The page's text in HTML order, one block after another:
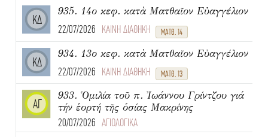
ΚΔ
935. 14ο κεφ. κατὰ Ματθαῖον Εὐαγγέλιον
22/07/2026 ΚΑΙΝΗ ΔΙΑΘΗΚΗ ΜΑΤΘ. 14
ΚΔ
934. 13ο κεφ. κατὰ Ματθαῖον Εὐαγγέλιον
22/07/2026 ΚΑΙΝΗ ΔΙΑΘΗΚΗ ΜΑΤΘ. 13
ΑΓ
933. Ὁμιλία τοῦ π. Ἰωάννου Γρίντζου γιά
τήν ἑορτή τῆς ὁσίας Μακρίνης
20/07/2026 ΑΓΙΟΛΟΓΙΚΑ